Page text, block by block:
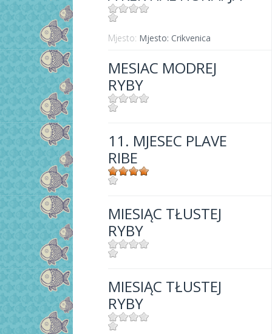
Mjesto: Mjesto: Crikvenica
MESIAC MODREJ
RYBY
11. MJESEC PLAVE
RIBE
MIESIĄC TŁUSTEJ
RYBY
MIESIĄC TŁUSTEJ
RYBY